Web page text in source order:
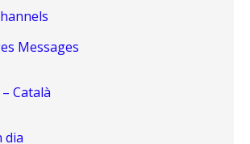
Messages
Català
dia